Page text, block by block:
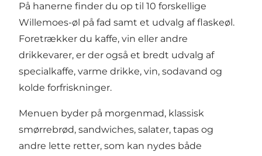
På hanerne finder du op til 10 forskellige
Willemoes-øl på fad samt et udvalg af flaskeøl.
Foretrækker du kaffe, vin eller andre
drikkevarer, er der også et bredt udvalg af
specialkaffe, varme drikke, vin, sodavand og
kolde forfriskninger.
Menuen byder på morgenmad, klassisk
smørrebrød, sandwiches, salater, tapas og
andre lette retter, som kan nydes både